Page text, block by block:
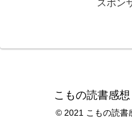
スポン
こもの読書感想
© 2021 こもの読書